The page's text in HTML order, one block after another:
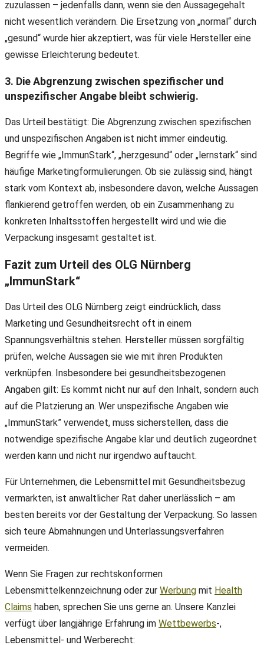
zuzulassen – jedenfalls dann, wenn sie den Aussagegehalt
nicht wesentlich verändern. Die Ersetzung von „normal“ durch
„gesund“ wurde hier akzeptiert, was für viele Hersteller eine
gewisse Erleichterung bedeutet.
3. Die Abgrenzung zwischen spezifischer und
unspezifischer Angabe bleibt schwierig.
Das Urteil bestätigt: Die Abgrenzung zwischen spezifischen
und unspezifischen Angaben ist nicht immer eindeutig.
Begriffe wie „ImmunStark“, „herzgesund“ oder „lernstark“ sind
häufige Marketingformulierungen. Ob sie zulässig sind, hängt
stark vom Kontext ab, insbesondere davon, welche Aussagen
flankierend getroffen werden, ob ein Zusammenhang zu
konkreten Inhaltsstoffen hergestellt wird und wie die
Verpackung insgesamt gestaltet ist.
Fazit zum Urteil des OLG Nürnberg
„ImmunStark“
Das Urteil des OLG Nürnberg zeigt eindrücklich, dass
Marketing und Gesundheitsrecht oft in einem
Spannungsverhältnis stehen. Hersteller müssen sorgfältig
prüfen, welche Aussagen sie wie mit ihren Produkten
verknüpfen. Insbesondere bei gesundheitsbezogenen
Angaben gilt: Es kommt nicht nur auf den Inhalt, sondern auch
auf die Platzierung an. Wer unspezifische Angaben wie
„ImmunStark” verwendet, muss sicherstellen, dass die
notwendige spezifische Angabe klar und deutlich zugeordnet
werden kann und nicht nur irgendwo auftaucht.
Für Unternehmen, die Lebensmittel mit Gesundheitsbezug
vermarkten, ist anwaltlicher Rat daher unerlässlich – am
besten bereits vor der Gestaltung der Verpackung. So lassen
sich teure Abmahnungen und Unterlassungsverfahren
vermeiden.
Wenn Sie Fragen zur rechtskonformen
Lebensmittelkennzeichnung oder zur Werbung mit Health
Claims haben, sprechen Sie uns gerne an. Unsere Kanzlei
verfügt über langjährige Erfahrung im Wettbewerbs-,
Lebensmittel- und Werberecht: